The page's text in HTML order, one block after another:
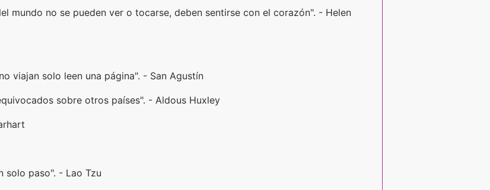
mundo no se pueden ver o tocarse, deben sentirse con el corazón". - Helen
viajan solo leen una página". - San Agustín
sobre otros países". - Aldous Huxley
solo paso". - Lao Tzu